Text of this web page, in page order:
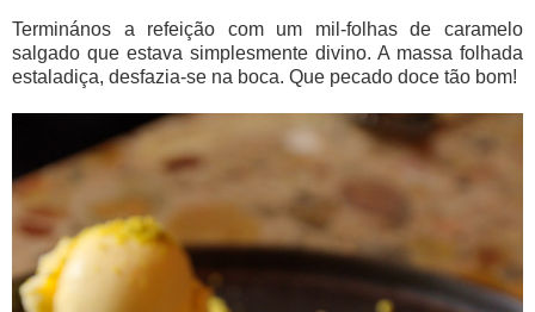
Terminános a refeição com um mil-folhas de caramelo
salgado que estava simplesmente divino. A massa folhada
estaladiça, desfazia-se na boca. Que pecado doce tão bom!